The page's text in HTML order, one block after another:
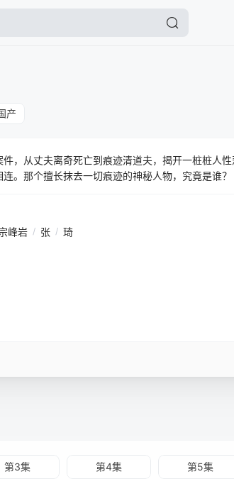
产
，从丈夫离奇死亡到痕迹清道夫，揭开一桩桩人性
。那个擅长抹去一切痕迹的神秘人物，究竟是谁？
峰岩 / 张 / 琦
第3集 第4集 第5集